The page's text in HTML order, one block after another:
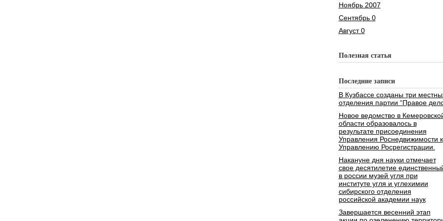
Ноябрь 2007
Сентябрь 0
Август 0
Полезная статья
Последние записи
В Кузбассе созданы три
отделения партии “Правое
Новое ведомство в
области образовалось в
результате присоединения
Управления Роснедвижимости к
Управлению Росрегистрации.
Накануне дня науки отмечает
свое десятилетие
в россии музей угля при
институте угля и углехимии
сибирского отделения
российской академии наук
Завершается весенний этап